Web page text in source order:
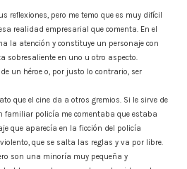
reflexiones, pero me temo que es muy difícil
realidad empresarial que comenta. En el
la atención y constituye un personaje con
sobresaliente en uno u otro aspecto.
un héroe o, por justo lo contrario, ser
que el cine da a otros gremios. Si le sirve de
familiar policía me comentaba que estaba
que aparecía en la ficción del policía
que se salta las reglas y va por libre.
son una minoría muy pequeña y